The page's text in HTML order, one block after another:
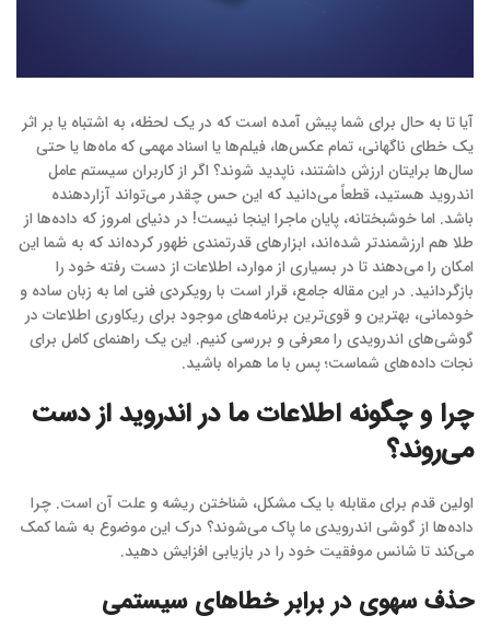
آیا تا به حال برای شما پیش آمده است که در یک لحظه، به اشتباه یا بر اثر
یک خطای ناگهانی، تمام عکس‌ها، فیلم‌ها یا اسناد مهمی که ماه‌ها یا حتی
سال‌ها برایتان ارزش داشتند، ناپدید شوند؟ اگر از کاربران سیستم عامل
اندروید هستید، قطعاً می‌دانید که این حس چقدر می‌تواند آزاردهنده
باشد. اما خوشبختانه، پایان ماجرا اینجا نیست! در دنیای امروز که داده‌ها از
طلا هم ارزشمندتر شده‌اند، ابزارهای قدرتمندی ظهور کرده‌اند که به شما این
امکان را می‌دهند تا در بسیاری از موارد، اطلاعات از دست رفته خود را
بازگردانید. در این مقاله جامع، قرار است با رویکردی فنی اما به زبان ساده و
خودمانی، بهترین و قوی‌ترین برنامه‌های موجود برای ریکاوری اطلاعات در
گوشی‌های اندرویدی را معرفی و بررسی کنیم. این یک راهنمای کامل برای
نجات داده‌های شماست؛ پس با ما همراه باشید.
چرا و چگونه اطلاعات ما در اندروید از دست
می‌روند؟
اولین قدم برای مقابله با یک مشکل، شناختن ریشه و علت آن است. چرا
داده‌ها از گوشی اندرویدی ما پاک می‌شوند؟ درک این موضوع به شما کمک
می‌کند تا شانس موفقیت خود را در بازیابی افزایش دهید.
حذف سهوی در برابر خطاهای سیستمی